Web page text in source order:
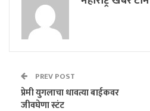
PREV POST
प्रेमी युगलाचा धावत्या बाईकवर
जीवघेणा स्टंट